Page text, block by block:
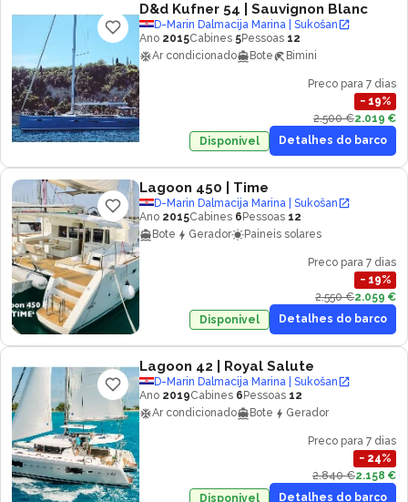
D&d Kufner 54 | Sauvignon Blanc
D-Marin Dalmacija Marina | Sukošan
Ano 2015Cabines 5Pessoas 12
Ar condicionado
Bote Bimini
Preco para 7 dias
− 19%
2.500 €2.019 €
Disponivel
Detalhes do barco
Lagoon 450 | Time
D-Marin Dalmacija Marina | Sukošan
Ano 2015Cabines 6 Pessoas 12
Bote
Gerador Paineis solares
Preco para 7 dias
− 19%
2.550 €2.059 €
Disponivel
Detalhes do barco
Lagoon 42 | Royal Salute
D-Marin Dalmacija Marina | Sukošan
Ano 2019Cabines 6 Pessoas 12
Ar condicionado
Bote Gerador
Preco para 7 dias
− 24%
2.840 €2.158 €
Disponivel
Detalhes do barco